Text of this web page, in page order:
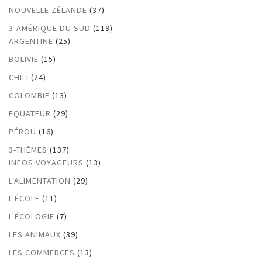
NOUVELLE ZÉLANDE (37)
3-AMÉRIQUE DU SUD (119)
ARGENTINE (25)
BOLIVIE (15)
CHILI (24)
COLOMBIE (13)
EQUATEUR (29)
PÉROU (16)
3-THÈMES (137)
INFOS VOYAGEURS (13)
L'ALIMENTATION (29)
L'ÉCOLE (11)
L'ÉCOLOGIE (7)
LES ANIMAUX (39)
LES COMMERCES (13)